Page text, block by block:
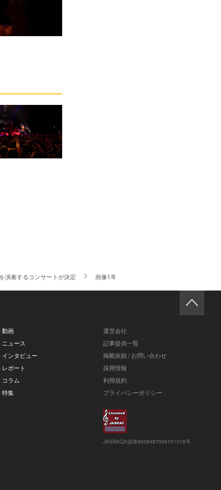
奏するコンサートが決定 画像1/8
動画
ニュース
インタビュー
レポート
コラム
特集
運営会社
記事提供一覧
掲載依頼 / お問い合わせ
採用情報
利用規約
プライバシーポリシー
JASRAC許諾第9008487009Y31018号